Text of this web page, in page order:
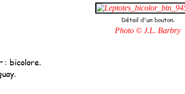
Détail d'un bouton.
Photo © J.L. Barbry
: bicolore.